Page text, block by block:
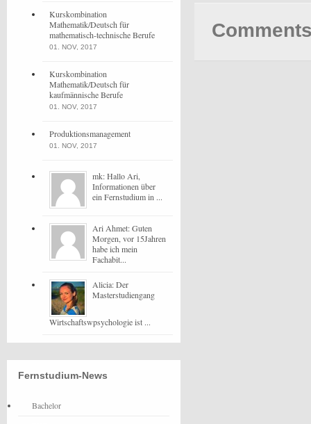
Kurskombination
Mathematik/Deutsch für
mathematisch-technische Berufe
01. NOV, 2017
Kurskombination
Mathematik/Deutsch für
kaufmännische Berufe
01. NOV, 2017
Produktionsmanagement
01. NOV, 2017
mk: Hallo Ari,
Informationen über
ein Fernstudium in ...
Ari Ahmet: Guten
Morgen, vor 15Jahren
habe ich mein
Fachabit...
Alicia: Der
Masterstudiengang
Wirtschaftswpsychologie ist ...
Fernstudium-News
Bachelor